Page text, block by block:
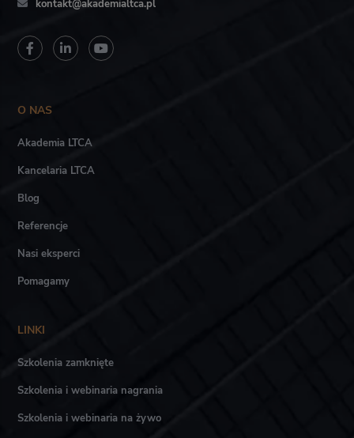
kontakt@akademialtca.pl
O NAS
Akademia LTCA
Kancelaria LTCA
Blog
Referencje
Nasi eksperci
Pomagamy
LINKI
Szkolenia zamknięte
Szkolenia i webinaria nagrania
Szkolenia i webinaria na żywo